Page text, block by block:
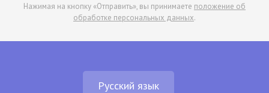
Нажимая на кнопку «Отправить», вы принимаете положение об
обработке персональных данных.
Русский язык